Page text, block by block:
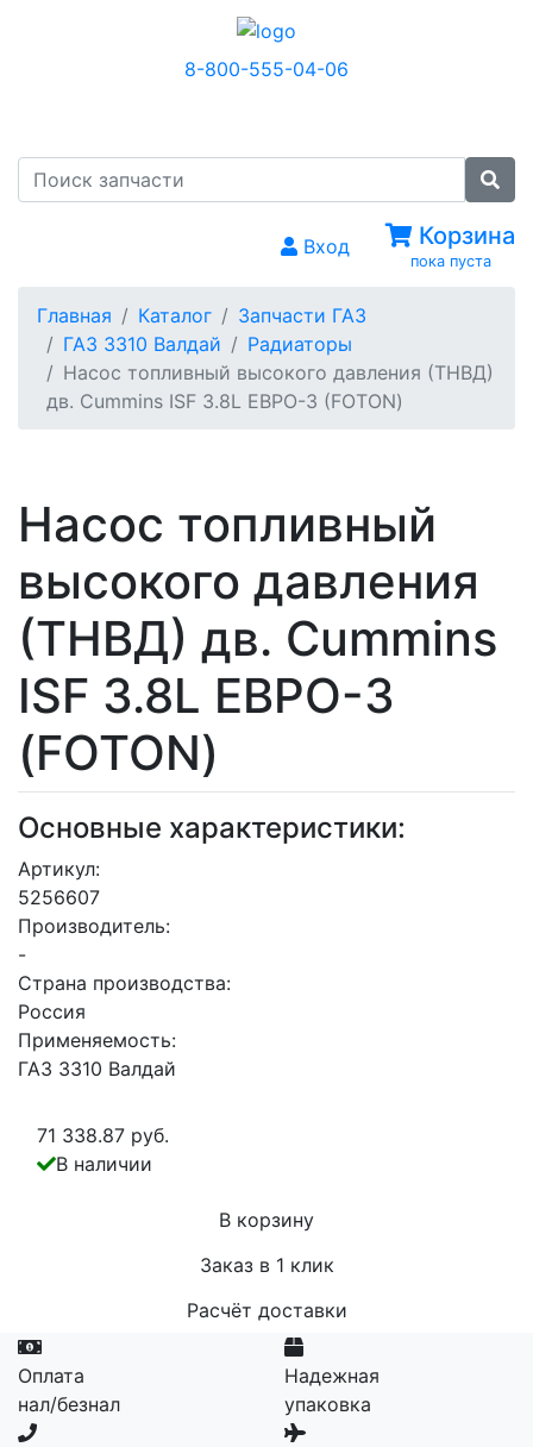
8-800-555-04-06
Вход Корзина
пока пуста
Главная Каталог
Запчасти ГАЗ
ГАЗ 3310 Валдай
Радиаторы
Насос топливный высокого давления (ТНВД)
дв. Cummins ISF 3.8L ЕВРО-3 (FOTON)
Насос топливный
высокого давления
(ТНВД) дв. Cummins
ISF 3.8L ЕВРО-3
(FOTON)
Основные характеристики:
Артикул:
5256607
Производитель:
-
Страна производства:
Россия
Применяемость:
ГАЗ 3310 Валдай
71 338.87 руб.
В наличии
В корзину
Заказ в 1 клик
Расчёт доставки
Оплата
нал/безнал
Надежная
упаковка